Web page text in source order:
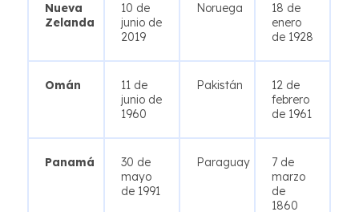
Nueva
Zelanda
10 de
junio de
2019
Noruega
18 de
enero
de 1928
Omán
11 de
junio de
1960
Pakistán
12 de
febrero
de 1961
Panamá
30 de
mayo
de 1991
Paraguay
7 de
marzo
de
1860